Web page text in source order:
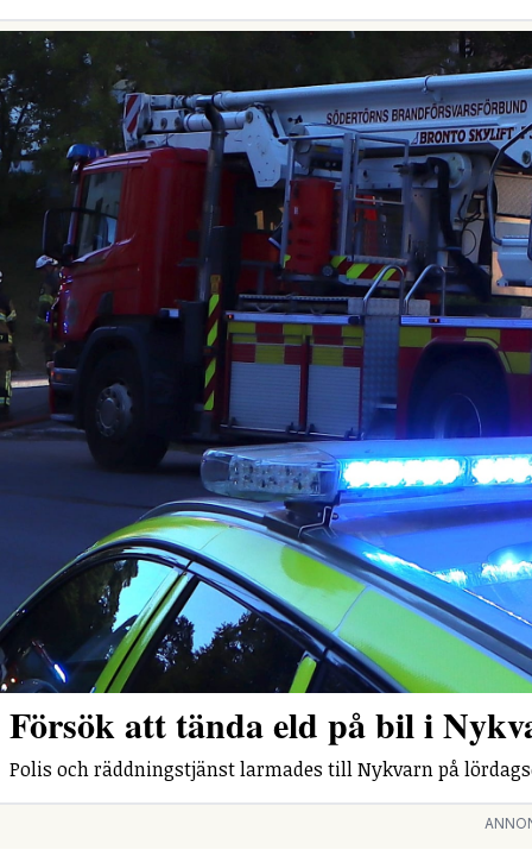
Försök att tända eld på bil i
Polis och räddningstjänst larmades till Nykvarn på